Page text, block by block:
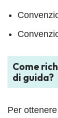
Come
di guida?
Per